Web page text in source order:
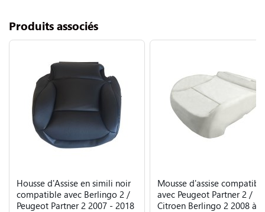
Produits associés
Housse d'Assise en simili noir
compatible avec Berlingo 2 /
Peugeot Partner 2 2007 - 2018
Mousse d'assise
avec Peugeot Partner 2 /
Citroen Berlingo 2 2008 à